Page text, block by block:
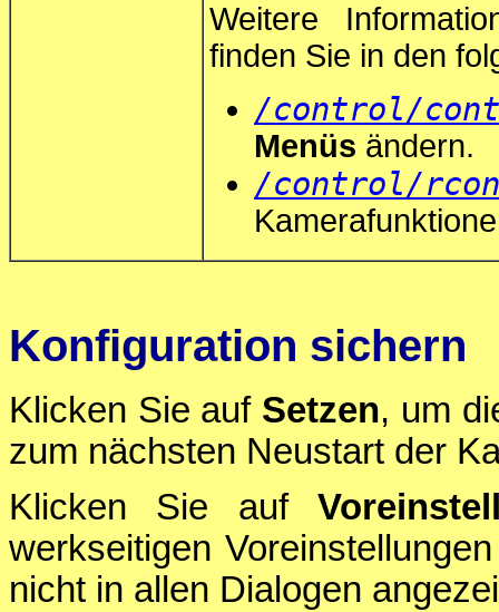
Weitere
finden Sie in den
/control/
Menüs ändern.
/control/
Konfiguration sichern
Klicken Sie auf Setzen, um
zum nächsten Neustart der
Klicken Sie auf
werkseitigen
nicht in allen Dialogen